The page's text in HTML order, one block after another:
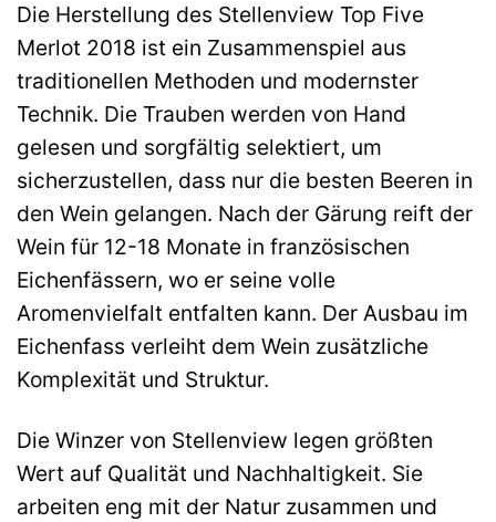
Die Herstellung des Stellenview Top Five
Merlot 2018 ist ein Zusammenspiel aus
traditionellen Methoden und modernster
Technik. Die Trauben werden von Hand
gelesen und sorgfältig selektiert, um
sicherzustellen, dass nur die besten Beeren in
den Wein gelangen. Nach der Gärung reift der
Wein für 12-18 Monate in französischen
Eichenfässern, wo er seine volle
Aromenvielfalt entfalten kann. Der Ausbau im
Eichenfass verleiht dem Wein zusätzliche
Komplexität und Struktur.
Die Winzer von Stellenview legen größten
Wert auf Qualität und Nachhaltigkeit. Sie
arbeiten eng mit der Natur zusammen und